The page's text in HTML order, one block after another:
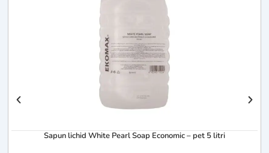
Sapun lichid White Pearl Soap Economic – pet 5 litri